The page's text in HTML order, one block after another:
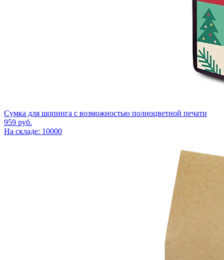
Сумка для шопинга с возможностью полноцветной печати
959 руб.
На складе: 10000